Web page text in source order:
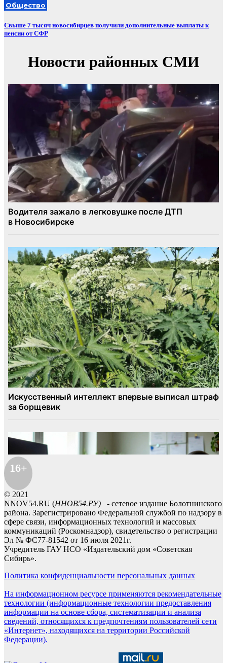
Общество
Свыше 7 тысяч новосибирцев получили дополнительные выплаты к
пенсии от СФР
16+
© 2021
NNOV54.RU (ННОВ54.РУ) - сетевое издание Болотнинского
района. Зарегистрировано Федеральной службой по надзору в
сфере связи, информационных технологий и массовых
коммуникаций (Роскомнадзор), свидетельство о регистрации
Эл № ФС77-81542 от 16 июля 2021г.
Учредитель ГАУ НСО «Издательский дом «Советская
Сибирь».
Политика конфиденциальности персональных данных
На информационном ресурсе применяются рекомендательные
технологии (информационные технологии предоставления
информации на основе сбора, систематизации и анализа
сведений, относящихся к предпочтениям пользователей сети
«Интернет», находящихся на территории Российской
Федерации).